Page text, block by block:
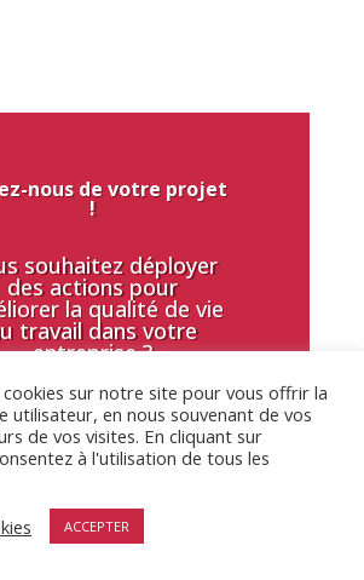
nous de votre projet
!
souhaitez déployer
des actions pour
la qualité de vie
travail dans votre
entreprise ?
nous part de votre
en quelques clics !
Nous contacter
sur notre site pour vous offrir la
utilisateur, en nous souvenant de vos
de vos visites. En cliquant sur
à l'utilisation de tous les
ACCEPTER